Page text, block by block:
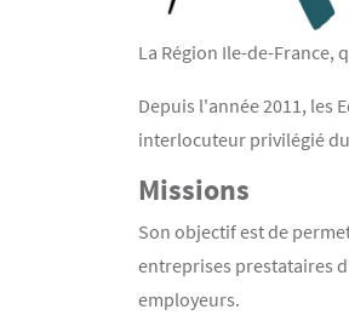
La Région Ile-de-France,
Depuis l'année 2011, les
interlocuteur privilégié
Missions
Son objectif est de
entreprises prestataires
employeurs.